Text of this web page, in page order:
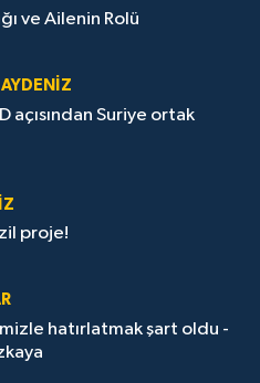
ve Ailenin Rolü
açısından Suriye ortak
proje!
hatırlatmak şart oldu -